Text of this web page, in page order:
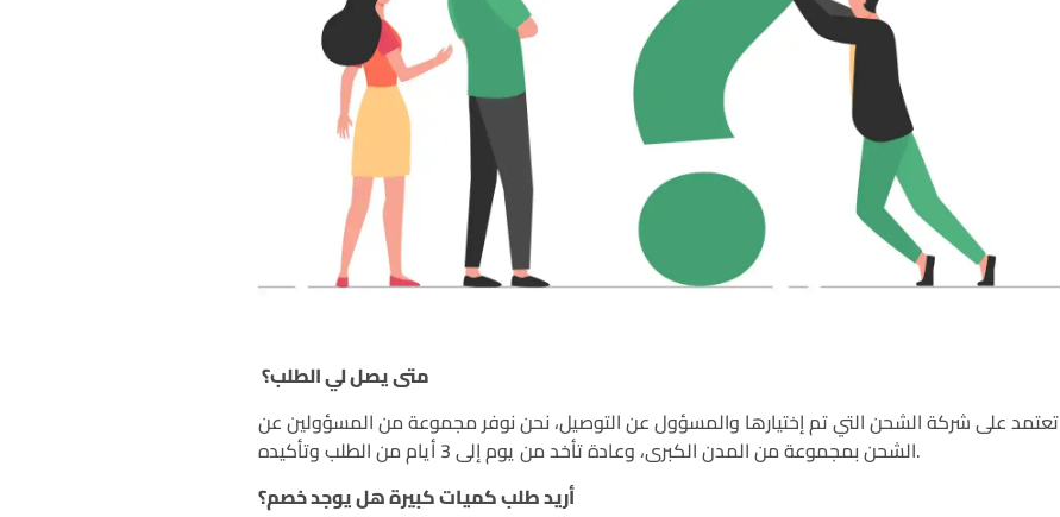
متى يصل لي الطلب؟
تعتمد على شركة الشحن التي تم إختيارها والمسؤول عن التوصيل، نحن نوفر مجموعة من المسؤولين عن
الشحن بمجموعة من المدن الكبرى، وعادة تأخد من يوم إلى 3 أيام من الطلب وتأكيده.
أريد طلب كميات كبيرة هل يوجد خصم؟